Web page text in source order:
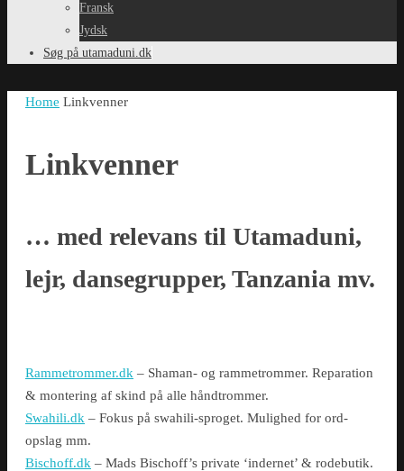
Fransk
Jydsk
Søg på utamaduni.dk
Home Linkvenner
Linkvenner
… med relevans til Utamaduni,
lejr, dansegrupper, Tanzania mv.
Rammetrommer.dk – Shaman- og rammetrommer. Reparation
& montering af skind på alle håndtrommer.
Swahili.dk – Fokus på swahili-sproget. Mulighed for ord-
opslag mm.
Bischoff.dk – Mads Bischoff’s private ‘indernet’ & rodebutik.